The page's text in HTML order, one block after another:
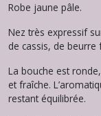
Robe jaune pâle.
Nez très expressif
de cassis, de
La bouche est
et fraîche.
restant équilibrée.